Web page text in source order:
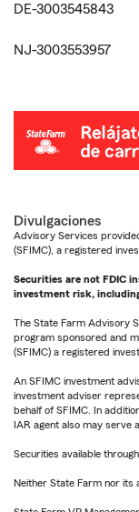
DE-3003545843
NJ-3003553957
Divulgaciones
Advisory Services
(SFIMC), a registered
Securities are not FDIC
investment risk,
The State Farm Advisory
program sponsored and
(SFIMC) a registered
An SFIMC investment
investment adviser
behalf of SFIMC. In
IAR agent also may serve
Securities available
Neither State Farm nor its